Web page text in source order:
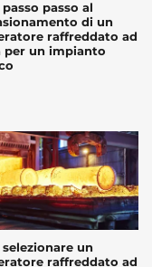
passo al
di un
raffreddato ad
per un impianto
selezionare un
raffreddato ad